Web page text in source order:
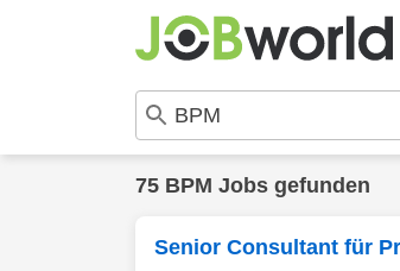
75 BPM Jobs gefunden
Senior Consultant für